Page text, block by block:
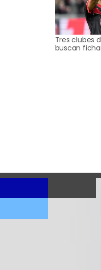
Tres clubes
buscan